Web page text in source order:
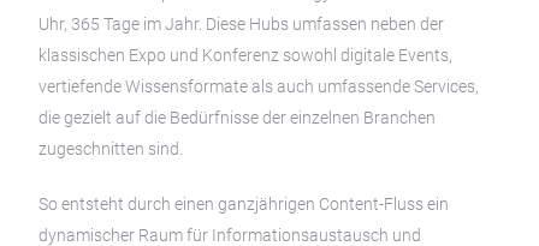
Uhr, 365 Tage im Jahr. Diese Hubs umfassen neben der
klassischen Expo und Konferenz sowohl digitale Events,
vertiefende Wissensformate als auch umfassende Services,
die gezielt auf die Bedürfnisse der einzelnen Branchen
zugeschnitten sind.
So entsteht durch einen ganzjährigen Content-Fluss ein
dynamischer Raum für Informationsaustausch und